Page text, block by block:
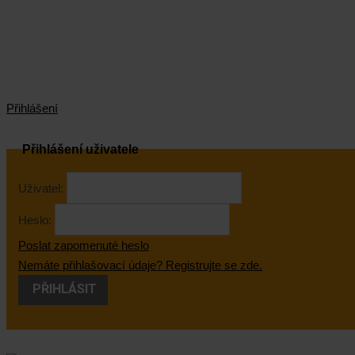
Přihlášení
Přihlášení uživatele
Uživatel:
Heslo:
Poslat zapomenuté heslo
Nemáte přihlašovací údaje? Registrujte se zde.